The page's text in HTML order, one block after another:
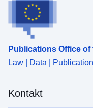
Publications Office
Law | Data |
Kontakt